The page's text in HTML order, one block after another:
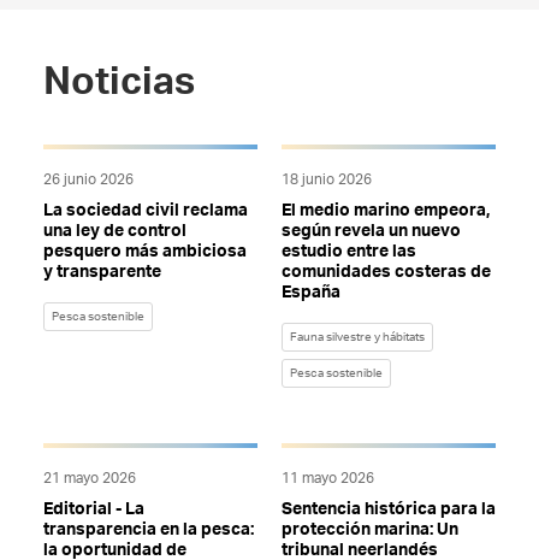
Noticias
Pesca sostenible
26 junio 2026
La sociedad civil reclama
una ley de control
pesquero más ambiciosa
y transparente
Fauna silvestre y hábitats
Pesca sostenible
18 junio 2026
El medio marino empeora,
según revela un nuevo
estudio entre las
comunidades costeras de
España
21 mayo 2026
Editorial - La
transparencia en la pesca:
la oportunidad de
11 mayo 2026
Sentencia histórica para la
protección marina: Un
tribunal neerlandés